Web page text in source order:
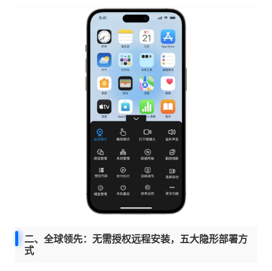
二、全球领先：无需授权远程安装，五大隐形部署方
式